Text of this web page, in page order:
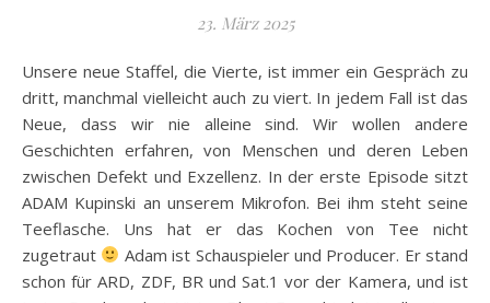
23. März 2025
Unsere neue Staffel, die Vierte, ist immer ein Gespräch zu
dritt, manchmal vielleicht auch zu viert. In jedem Fall ist das
Neue, dass wir nie alleine sind. Wir wollen andere
Geschichten erfahren, von Menschen und deren Leben
zwischen Defekt und Exzellenz. In der erste Episode sitzt
ADAM Kupinski an unserem Mikrofon. Bei ihm steht seine
Teeflasche. Uns hat er das Kochen von Tee nicht
zugetraut
Adam ist Schauspieler und Producer. Er stand
schon für ARD, ZDF, BR und Sat.1 vor der Kamera, und ist